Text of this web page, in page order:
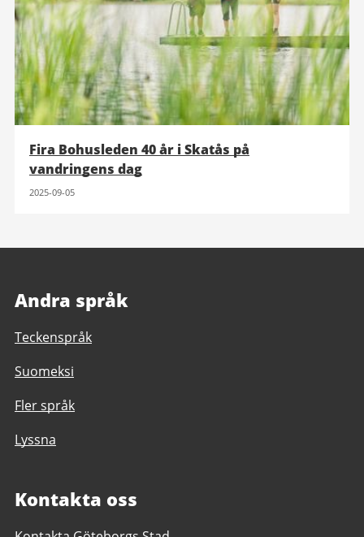
Fira Bohusleden 40 år i Skatås på
vandringens dag
2025-09-05
Andra språk
Teckenspråk
Suomeksi
Fler språk
Lyssna
Kontakta oss